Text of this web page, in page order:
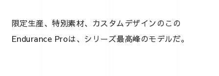
限定生産、特別素材、カスタムデザインのこの
Endurance Proは、シリーズ最高峰のモデルだ。